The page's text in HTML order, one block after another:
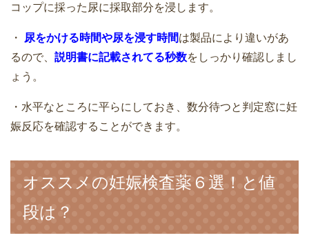
コップに採った尿に採取部分を浸します。
・ 尿をかける時間や尿を浸す時間は製品により違いがあ
るので、 説明書に記載されてる秒数をしっかり確認しまし
ょう。
・水平なところに平らにしておき、数分待つと判定窓に妊
娠反応を確認することができます。
オススメの妊娠検査薬６選！と値
段は？